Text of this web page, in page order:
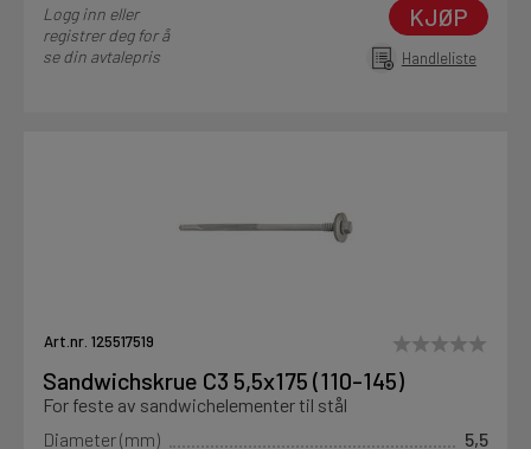
Logg inn eller
registrer deg for å
se din avtalepris
KJØP
Handleliste
Art.nr. 125517519
Sandwichskrue C3 5,5x175 (110-145)
For feste av sandwichelementer til stål
Diameter (mm)
5,5